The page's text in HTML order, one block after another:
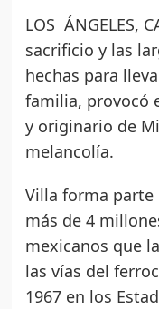
LOS ÁNGELES,
sacrificio y las
hechas para
familia, provocó
y originario de
melancolía.
Villa forma
más de 4
mexicanos que
las vías del
1967 en los